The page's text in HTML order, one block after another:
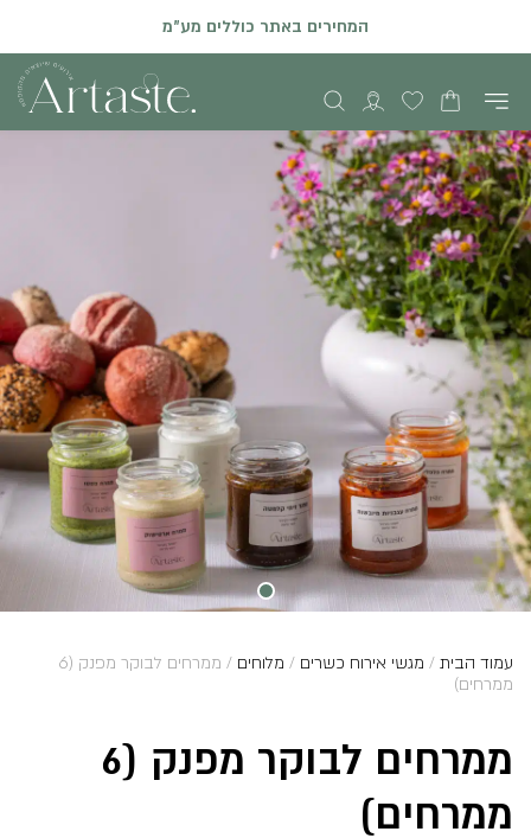
המחירים באתר כוללים מע"מ
עמוד הבית / מגשי אירוח כשרים / מלוחים
/ ממרחים לבוקר מפנק (6
ממרחים)
ממרחים לבוקר מפנק (6
ממרחים)